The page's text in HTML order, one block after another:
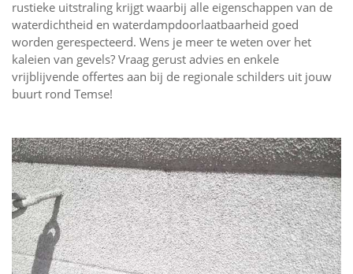
rustieke uitstraling krijgt waarbij alle eigenschappen van de
waterdichtheid en waterdampdoorlaatbaarheid goed
worden gerespecteerd. Wens je meer te weten over het
kaleien van gevels? Vraag gerust advies en enkele
vrijblijvende offertes aan bij de regionale schilders uit jouw
buurt rond Temse!